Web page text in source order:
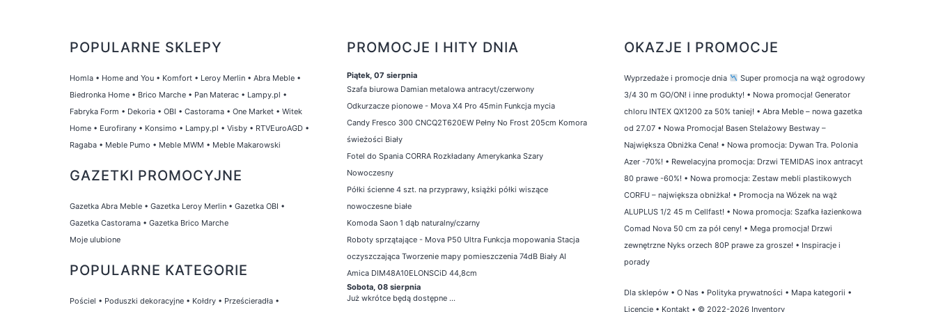
POPULARNE SKLEPY
Homla • Home and You • Komfort • Leroy Merlin • Abra Meble •
Biedronka Home • Brico Marche • Pan Materac • Lampy.pl •
Fabryka Form • Dekoria • OBI • Castorama • One Market • Witek
Home • Eurofirany • Konsimo • Lampy.pl • Visby • RTVEuroAGD •
Ragaba • Meble Pumo • Meble MWM • Meble Makarowski
GAZETKI PROMOCYJNE
Gazetka Abra Meble • Gazetka Leroy Merlin • Gazetka OBI •
Gazetka Castorama • Gazetka Brico Marche
Moje ulubione
POPULARNE KATEGORIE
Pościel • Poduszki dekoracyjne • Kołdry • Prześcieradła •
PROMOCJE I HITY DNIA
Piątek, 07 sierpnia
Szafa biurowa Damian metalowa antracyt/czerwony
Odkurzacze pionowe - Mova X4 Pro 45min Funkcja mycia
Candy Fresco 300 CNCQ2T620EW Pełny No Frost 205cm Komora
świeżości Biały
Fotel do Spania CORRA Rozkładany Amerykanka Szary
Nowoczesny
Półki ścienne 4 szt. na przyprawy, książki półki wiszące
nowoczesne białe
Komoda Saon 1 dąb naturalny/czarny
Roboty sprzątające - Mova P50 Ultra Funkcja mopowania Stacja
oczyszczająca Tworzenie mapy pomieszczenia 74dB Biały AI
Amica DIM48A10ELONSCiD 44,8cm
Sobota, 08 sierpnia
Już wkrótce będą dostępne ...
OKAZJE I PROMOCJE
Wyprzedaże i promocje dnia
Super promocja na wąż ogrodowy
3/4 30 m GO/ON! i inne produkty! • Nowa promocja! Generator
chloru INTEX QX1200 za 50% taniej! • Abra Meble – nowa gazetka
od 27.07 • Nowa Promocja! Basen Stelażowy Bestway –
Największa Obniżka Cena! • Nowa promocja: Dywan Tra. Polonia
Azer -70%! • Rewelacyjna promocja: Drzwi TEMIDAS inox antracyt
80 prawe -60%! • Nowa promocja: Zestaw mebli plastikowych
CORFU – największa obniżka! • Promocja na Wózek na wąż
ALUPLUS 1/2 45 m Cellfast! • Nowa promocja: Szafka łazienkowa
Comad Nova 50 cm za pół ceny! • Mega promocja! Drzwi
zewnętrzne Nyks orzech 80P prawe za grosze! • Inspiracje i
porady
Dla sklepów • O Nas • Polityka prywatności • Mapa kategorii •
Licencje • Kontakt • © 2022-2026 Inventory